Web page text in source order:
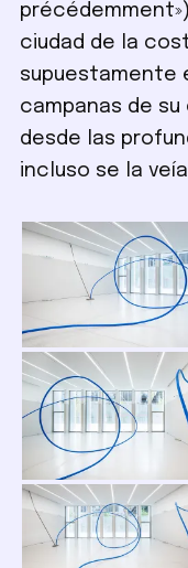
ciudad de la
supuestamente
campanas de
desde las
incluso se la